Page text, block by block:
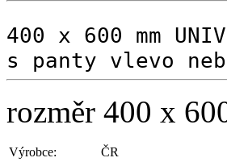
400 x 600 mm
s panty vlevo
rozměr 400 x
Výrobce:
ČR